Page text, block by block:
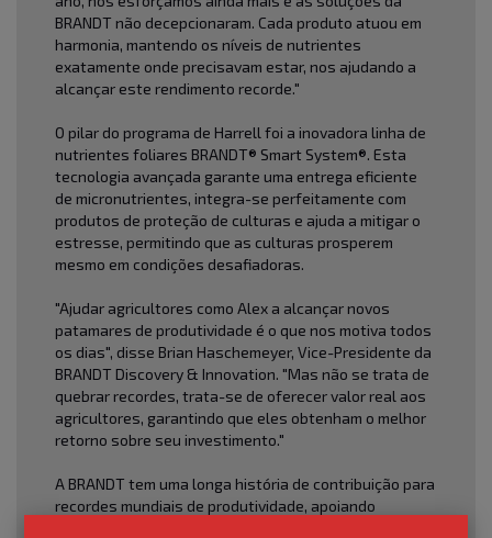
BRANDT não decepcionaram. Cada produto atuou em
harmonia, mantendo os níveis de nutrientes
exatamente onde precisavam estar, nos ajudando a
alcançar este rendimento recorde."
O pilar do programa de Harrell foi a inovadora linha de
nutrientes foliares BRANDT® Smart System®. Esta
tecnologia avançada garante uma entrega eficiente
de micronutrientes, integra-se perfeitamente com
produtos de proteção de culturas e ajuda a mitigar o
estresse, permitindo que as culturas prosperem
mesmo em condições desafiadoras.
"Ajudar agricultores como Alex a alcançar novos
patamares de produtividade é o que nos motiva todos
os dias", disse Brian Haschemeyer, Vice-Presidente da
BRANDT Discovery & Innovation. "Mas não se trata de
quebrar recordes, trata-se de oferecer valor real aos
agricultores, garantindo que eles obtenham o melhor
retorno sobre seu investimento."
A BRANDT tem uma longa história de contribuição para
recordes mundiais de produtividade, apoiando